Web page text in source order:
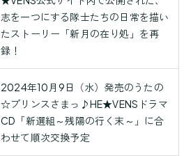
志を一つにする隊士たちの日常を描い
たストーリー「新月の在り処」を再
録！
2024年10 月 9 日（水）発売のうたの
☆プリンスさまっ♪HE★VENS ドラマ
CD 「新選組～残陽の行く末～」に合
わせて順次交換予定